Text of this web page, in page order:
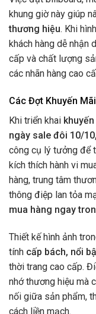
khung giờ này giúp
thương hiệu. Khi
khách hàng dễ nhận
cấp và chất lượng
các nhãn hàng cao
Các Đợt Khuyến
Khi triển khai
ngày sale đôi 10/
công cụ lý tưởng để
kích thích hành vi
hàng, trung tâm
thông điệp lan tỏa
mua hàng ngay
Thiết kế hình ảnh
tính cấp bách, nổi
thời trang cao cấp.
nhớ thương hiệu mà
nối giữa sản phẩm,
cách liền mạch.